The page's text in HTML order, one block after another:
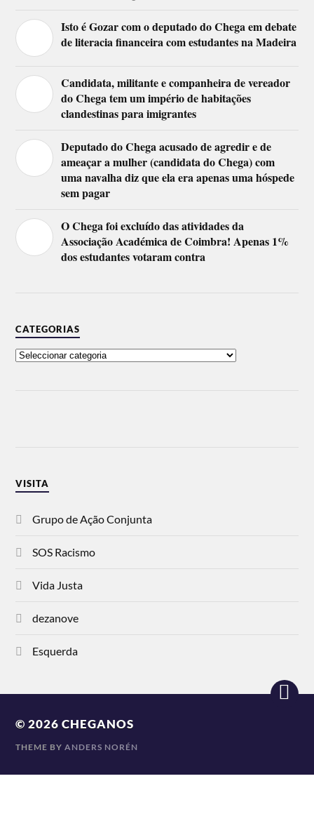
Isto é Gozar com o deputado do Chega em debate
de literacia financeira com estudantes na Madeira
Candidata, militante e companheira de vereador
do Chega tem um império de habitações
clandestinas para imigrantes
Deputado do Chega acusado de agredir e de
ameaçar a mulher (candidata do Chega) com
uma navalha diz que ela era apenas uma hóspede
sem pagar
O Chega foi excluído das atividades da
Associação Académica de Coimbra! Apenas 1%
dos estudantes votaram contra
CATEGORIAS
VISITA
Grupo de Ação Conjunta
SOS Racismo
Vida Justa
dezanove
Esquerda
© 2026CHEGANOS
THEME BYANDERS NORÉN